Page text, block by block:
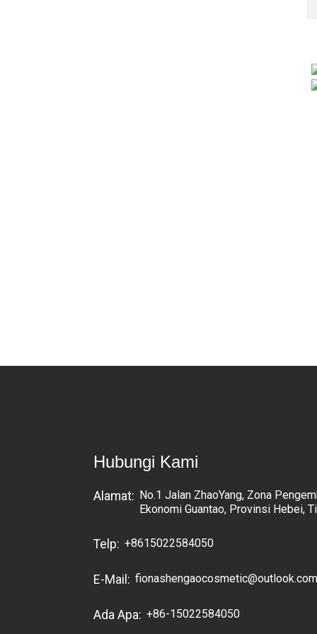
Hubungi Kami
Alamat: No.1 Jalan ZhaoYang, Zona
Ekonomi Guantao, Provinsi Hebei,
Telp: +8615022584050
E-Mail: fionashengaocosmetic@outlook.com
Ada Apa: +86-15022584050